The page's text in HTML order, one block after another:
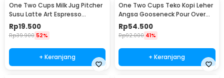
One Two Cups Milk Jug Pitcher
Susu Latte Art Espresso
Stainless Steel 5oz - S06HG
Rp19.500
Rp39.900 52%
+ Keranjang
One Two Cups Teko Kopi Leher
Angsa Gooseneck Pour Over
Drip Kettle 250ml - AA049
Rp54.500
Rp92.000 41%
+ Keranjang